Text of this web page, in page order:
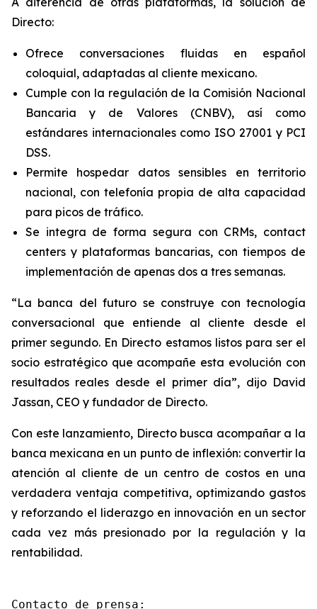
Directo:
Ofrece conversaciones fluidas en español
coloquial, adaptadas al cliente mexicano.
Cumple con la regulación de la Comisión Nacional
Bancaria y de Valores (CNBV), así como
estándares internacionales como ISO 27001 y PCI
DSS.
Permite hospedar datos sensibles en territorio
nacional, con telefonía propia de alta capacidad
para picos de tráfico.
Se integra de forma segura con CRMs, contact
centers y plataformas bancarias, con tiempos de
implementación de apenas dos a tres semanas.
“La banca del futuro se construye con tecnología
conversacional que entiende al cliente desde el
primer segundo. En Directo estamos listos para ser el
socio estratégico que acompañe esta evolución con
resultados reales desde el primer día”, dijo David
Jassan, CEO y fundador de Directo.
Con este lanzamiento, Directo busca acompañar a la
banca mexicana en un punto de inflexión: convertir la
atención al cliente de un centro de costos en una
verdadera ventaja competitiva, optimizando gastos
y reforzando el liderazgo en innovación en un sector
cada vez más presionado por la regulación y la
rentabilidad.
Contacto de prensa: